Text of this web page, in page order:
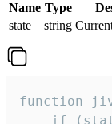
Name Type
state
string
function
if